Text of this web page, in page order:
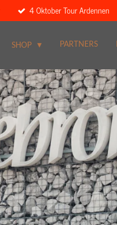
4 Oktober Tour Ardennen
SHOP PARTNERS